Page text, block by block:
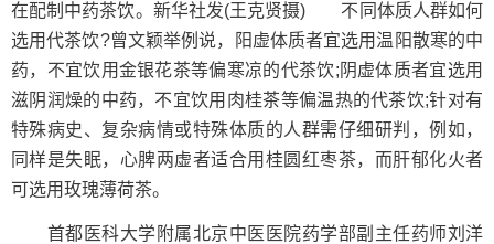
在配制中药茶饮。新华社发(王克贤摄) 不同体质人群如何
选用代茶饮?曾文颖举例说，阳虚体质者宜选用温阳散寒的中
药，不宜饮用金银花茶等偏寒凉的代茶饮;阴虚体质者宜选用
滋阴润燥的中药，不宜饮用肉桂茶等偏温热的代茶饮;针对有
特殊病史、复杂病情或特殊体质的人群需仔细研判，例如，
同样是失眠，心脾两虚者适合用桂圆红枣茶，而肝郁化火者
可选用玫瑰薄荷茶。
首都医科大学附属北京中医医院药学部副主任药师刘洋